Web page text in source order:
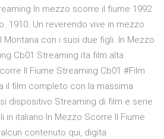
In mezzo scorre il fiume 1992
1910. Un reverendo vive in mezzo
Montana con i suoi due figli. In Mezzo
Cb01 Streaming ita film alta
Il Fiume Streaming Cb01 #Film
il film completo con la massima
dispositivo Streaming di film e serie
italiano In Mezzo Scorre Il Fiume
contenuto qui, digita